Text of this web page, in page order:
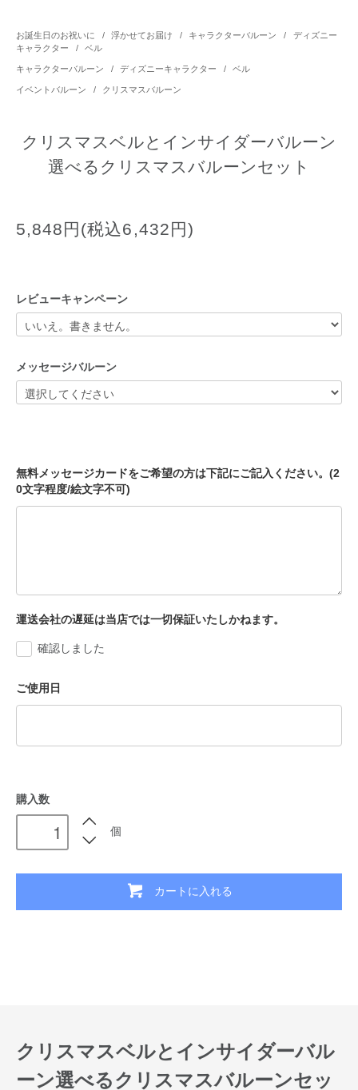
お誕生日のお祝いに / 浮かせてお届け / キャラクターバルーン /
ディズニー
キャラクター
/ ベル
キャラクターバルーン / ディズニーキャラクター / ベル
イベントバルーン / クリスマスバルーン
クリスマスベルとインサイダーバルーン
選べるクリスマスバルーンセット
5,848円(税込6,432円)
レビューキャンペーン
メッセージバルーン
無料メッセージカードをご希望の方は下記にご記入ください。(2
0文字程度/絵文字不可)
運送会社の遅延は当店では一切保証いたしかねます。
確認しました
ご使用日
購入数
個
カートに入れる
クリスマスベルとインサイダーバル
ーン選べるクリスマスバルーンセッ